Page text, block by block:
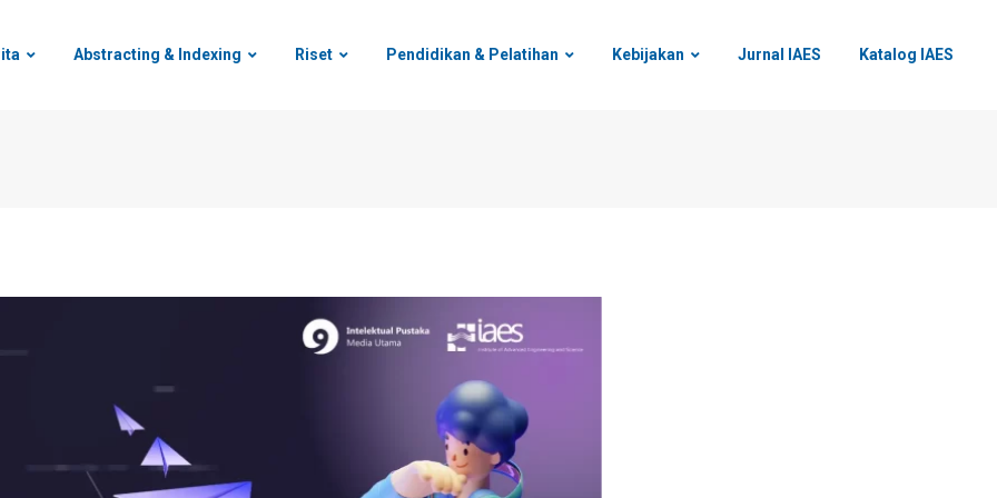
Abstracting & Indexing Riset Pendidikan & Pelatihan Kebijakan Jurnal IAES Katalog IAES